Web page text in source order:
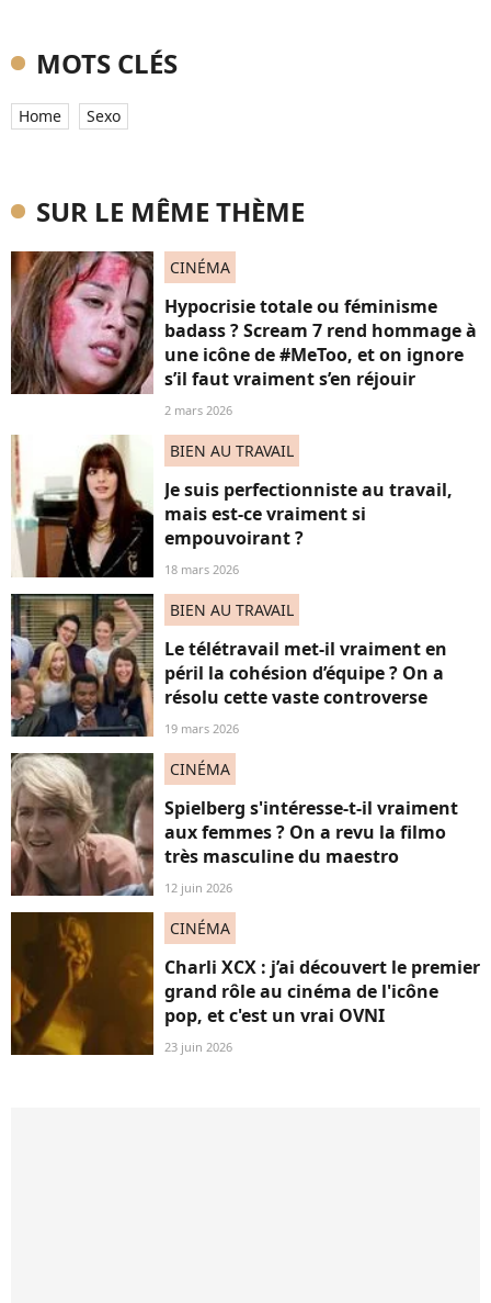
MOTS CLÉS
Home Sexo
SUR LE MÊME THÈME
CINÉMA
Hypocrisie totale ou féminisme
badass ? Scream 7 rend hommage à
une icône de #MeToo, et on ignore
s’il faut vraiment s’en réjouir
2 mars 2026
BIEN AU TRAVAIL
Je suis perfectionniste au travail,
mais est-ce vraiment si
empouvoirant ?
18 mars 2026
BIEN AU TRAVAIL
Le télétravail met-il vraiment en
péril la cohésion d’équipe ? On a
résolu cette vaste controverse
19 mars 2026
CINÉMA
Spielberg s'intéresse-t-il vraiment
aux femmes ? On a revu la filmo
très masculine du maestro
12 juin 2026
CINÉMA
Charli XCX : j’ai découvert le premier
grand rôle au cinéma de l'icône
pop, et c'est un vrai OVNI
23 juin 2026